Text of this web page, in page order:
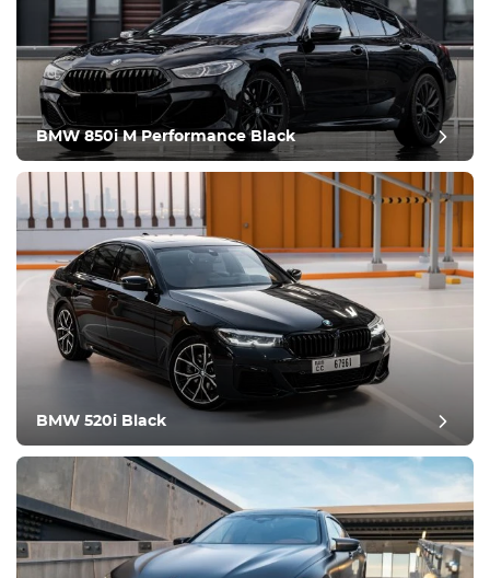
revisión del puesto
BMW 850i M Performance Black
BMW 520i Black